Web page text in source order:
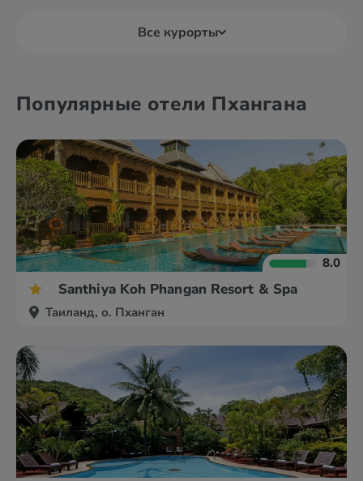
Все курорты
Као Лак о. Ланта
Популярные отели Пхангана
8.0
Santhiya Koh Phangan Resort & Spa
Таиланд, о. Пханган